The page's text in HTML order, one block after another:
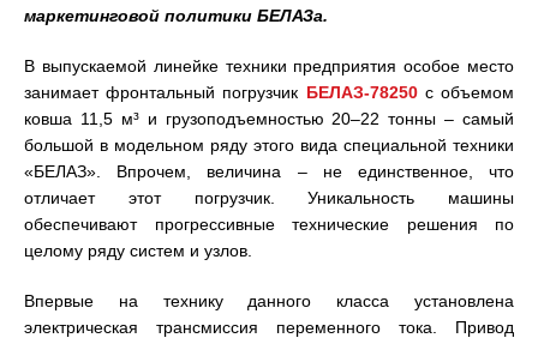
маркетинговой политики БЕЛАЗа.
В выпускаемой линейке техники предприятия особое место
занимает фронтальный погрузчик БЕЛАЗ-78250с объемом
ковша 11,5 м³ и грузоподъемностью 20–22 тонны – самый
большой в модельном ряду этого вида специальной техники
«БЕЛАЗ». Впрочем, величина – не единственное, что
отличает этот погрузчик. Уникальность машины
обеспечивают прогрессивные технические решения по
целому ряду систем и узлов.
Впервые на технику данного класса установлена
электрическая трансмиссия переменного тока. Привод